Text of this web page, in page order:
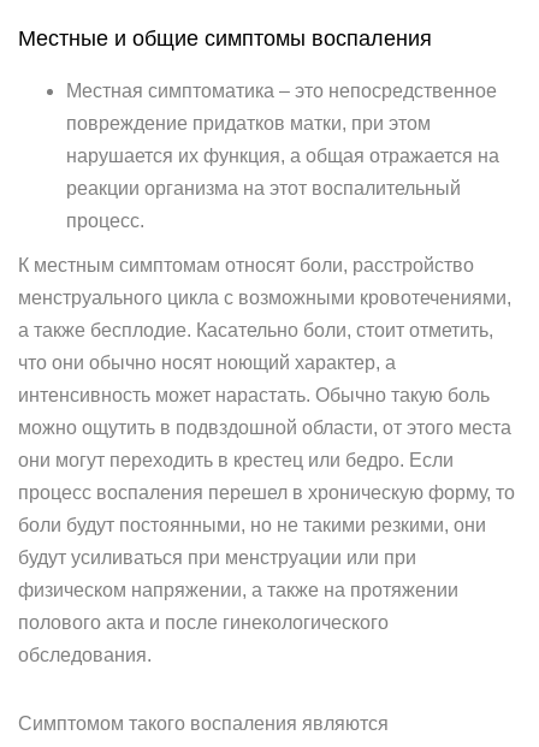
Местные и общие симптомы воспаления
Местная симптоматика – это непосредственное
повреждение придатков матки, при этом
нарушается их функция, а общая отражается на
реакции организма на этот воспалительный
процесс.
К местным симптомам относят боли, расстройство
менструального цикла с возможными кровотечениями,
а также бесплодие. Касательно боли, стоит отметить,
что они обычно носят ноющий характер, а
интенсивность может нарастать. Обычно такую боль
можно ощутить в подвздошной области, от этого места
они могут переходить в крестец или бедро. Если
процесс воспаления перешел в хроническую форму, то
боли будут постоянными, но не такими резкими, они
будут усиливаться при менструации или при
физическом напряжении, а также на протяжении
полового акта и после гинекологического
обследования.
Симптомом такого воспаления являются